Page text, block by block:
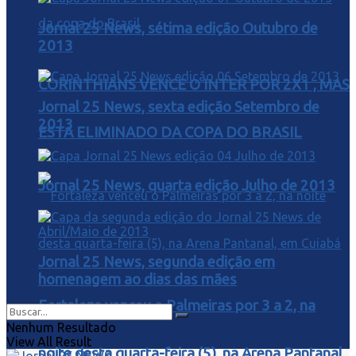
CORINTHIANS VENCE O INTER POR 2X1 , MAS
ESTA ELIMINADO DA COPA DO BRASIL
Fortaleza venceu o Palmeiras por 3 a 2, na
Jornal 25 News, sétima edição Outubro de
2013
Jornal 25 News, sexta edição Setembro de
2013
Jornal 25 News, quarta edição Julho de 2013
Jornal 25 News, segunda edição em
homenagem ao dias das mães
Nenhum Resultado
View All Result